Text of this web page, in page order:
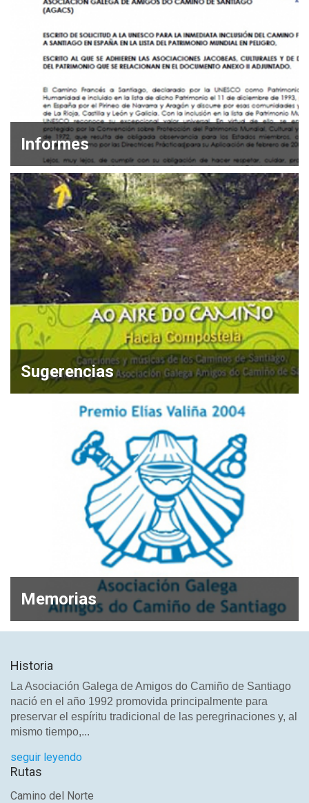
Informes
Sugerencias
Memorias
Historia
La Asociación Galega de Amigos do Camiño de Santiago
nació en el año 1992 promovida principalmente para
preservar el espíritu tradicional de las peregrinaciones y, al
mismo tiempo,...
seguir leyendo
Rutas
Camino del Norte